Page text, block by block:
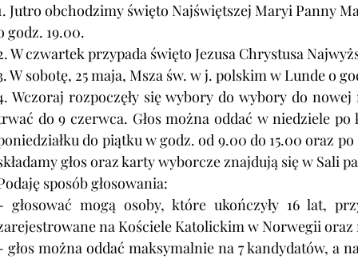
Jutro obchodzimy święto Najświętszej Maryi Panny
godz. 19.00.
W czwartek przypada święto Jezusa Chrystusa
W sobotę, 25 maja, Msza św. w j. polskim w Lunde o
Wczoraj rozpoczęły się wybory do wybory do
do 9 czerwca. Głos można oddać w niedziele
do piątku w godz. od 9.00 do 15.00 oraz
głos oraz karty wyborcze znajdują się w Sali
sposób głosowania:
głosować mogą osoby, które ukończyły 16 lat,
na Kościele Katolickim w Norwegii
głos można oddać maksymalnie na 7 kandydatów, a